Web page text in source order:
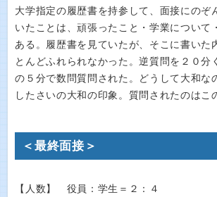
大学指定の履歴書を持参して、面接にのぞ
いたことは、頑張ったこと・学業について
ある。履歴書を見ていたが、そこに書いた
とんどふれられなかった。逆質問を２０分
の５分で数問質問された。どうして大和な
したさいの大和の印象。質問されたのはこ
＜最終面接＞
【人数】 役員：学生＝２：４